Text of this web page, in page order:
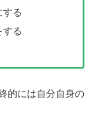
する
する
的には自分自身の